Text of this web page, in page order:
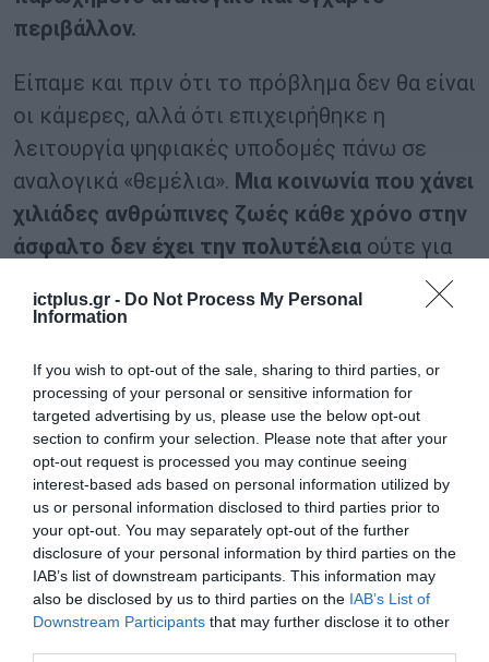
ictplus.gr - Do Not Process My Personal
Information
If you wish to opt-out of the sale, sharing to third parties, or
processing of your personal or sensitive information for
targeted advertising by us, please use the below opt-out
section to confirm your selection. Please note that after your
opt-out request is processed you may continue seeing
interest-based ads based on personal information utilized by
us or personal information disclosed to third parties prior to
your opt-out. You may separately opt-out of the further
disclosure of your personal information by third parties on the
IAB’s list of downstream participants. This information may
also be disclosed by us to third parties on the IAB’s List of
Downstream Participants that may further disclose it to other
περιβάλλον.
Είπαμε και πριν ότι το πρόβλημα δεν θα είναι
οι κάμερες, αλλά ότι επιχειρήθηκε η
λειτουργία ψηφιακές υποδομές πάνω σε
αναλογικά «θεμέλια». Μια κοινωνία που χάνει
χιλιάδες ανθρώπινες ζωές κάθε χρόνο στην
άσφαλτο δεν έχει την πολυτέλεια ούτε για
ούτε για ημιτελείς μεταρρυθμίσεις.
Η επιτυχία του έργου δεν θα κριθεί από τον
αριθμό των καμερών που θα εγκατασταθούν.
Θα κριθεί από το αν θα καταφέρει να αλλάξει
ουσιαστικά τη συμπεριφορά των οδηγών, η
συμπεριφορά και η αποτελεσματικότητα της
Τροχαίας, στην οποία λείπουν εκατοντάδες
στελέχη, αλλά και η σοβαρότητα του
κράτους στην υλοποίηση των έργων
στρατηγικής σημασίας.